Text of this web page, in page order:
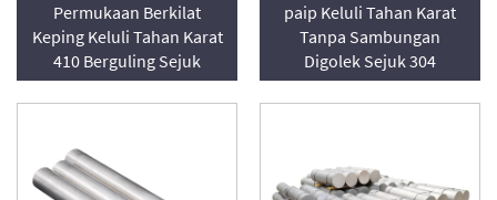
Permukaan Berkilat
Keping Keluli Tahan Karat
410 Berguling Sejuk
paip Keluli Tahan Karat
Tanpa Sambungan
Digolek Sejuk 304